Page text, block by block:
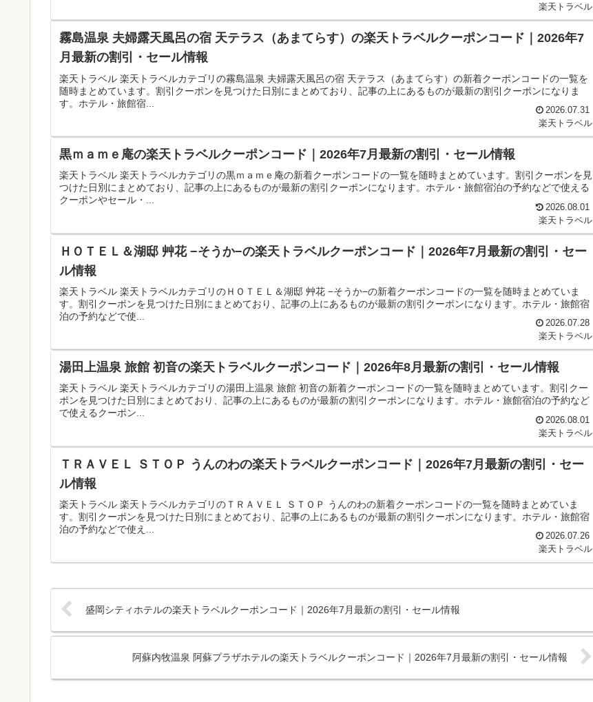
楽天トラベル
霧島温泉 夫婦露天風呂の宿 天テラス（あまてらす）の楽天トラベルクーポンコード｜2026年7
月最新の割引・セール情報
楽天トラベル 楽天トラベルカテゴリの霧島温泉 夫婦露天風呂の宿 天テラス（あまてらす）の新着クーポンコードの一覧を
随時まとめています。割引クーポンを見つけた日別にまとめており、記事の上にあるものが最新の割引クーポンになりま
す。ホテル・旅館宿...
2026.07.31
楽天トラベル
黒ｍａｍｅ庵の楽天トラベルクーポンコード｜2026年7月最新の割引・セール情報
楽天トラベル 楽天トラベルカテゴリの黒ｍａｍｅ庵の新着クーポンコードの一覧を随時まとめています。割引クーポンを見
つけた日別にまとめており、記事の上にあるものが最新の割引クーポンになります。ホテル・旅館宿泊の予約などで使える
クーポンやセール・...
2026.08.01
楽天トラベル
ＨＯＴＥＬ＆湖邸 艸花 −そうか−の楽天トラベルクーポンコード｜2026年7月最新の割引・セー
ル情報
楽天トラベル 楽天トラベルカテゴリのＨＯＴＥＬ＆湖邸 艸花 −そうか−の新着クーポンコードの一覧を随時まとめていま
す。割引クーポンを見つけた日別にまとめており、記事の上にあるものが最新の割引クーポンになります。ホテル・旅館宿
泊の予約などで使...
2026.07.28
楽天トラベル
湯田上温泉 旅館 初音の楽天トラベルクーポンコード｜2026年8月最新の割引・セール情報
楽天トラベル 楽天トラベルカテゴリの湯田上温泉 旅館 初音の新着クーポンコードの一覧を随時まとめています。割引クー
ポンを見つけた日別にまとめており、記事の上にあるものが最新の割引クーポンになります。ホテル・旅館宿泊の予約など
で使えるクーポン...
2026.08.01
楽天トラベル
ＴＲＡＶＥＬ ＳＴＯＰ うんのわの楽天トラベルクーポンコード｜2026年7月最新の割引・セー
ル情報
楽天トラベル 楽天トラベルカテゴリのＴＲＡＶＥＬ ＳＴＯＰ うんのわの新着クーポンコードの一覧を随時まとめていま
す。割引クーポンを見つけた日別にまとめており、記事の上にあるものが最新の割引クーポンになります。ホテル・旅館宿
泊の予約などで使え...
2026.07.26
楽天トラベル
盛岡シティホテルの楽天トラベルクーポンコード｜2026年7月最新の割引・セール情報
阿蘇内牧温泉 阿蘇プラザホテルの楽天トラベルクーポンコード｜2026年7月最新の割引・セール情報